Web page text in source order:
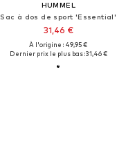
HUMMEL
Sac à dos de sport 'Essential'
31,46 €
À l'origine : 49,95 €
Dernier prix le plus bas :31,46 €